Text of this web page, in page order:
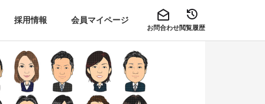
採用情報 会員マイページ
お問合わせ閲覧履歴